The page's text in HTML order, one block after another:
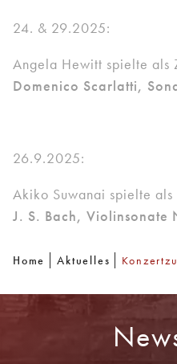
24. & 29.2025:
Angela Hewitt spielte als
Domenico Scarlatti,
26.9.2025:
Akiko Suwanai spielte als
J. S. Bach, Violinsonate
Home Aktuelles